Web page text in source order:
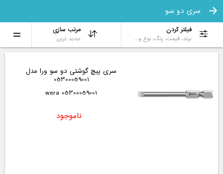
سری دو سو
فیلتر کردن
برند، قیمت، رنگ، نوع و...
مرتب سازی
جدید ترین
سری پیچ گوشتی دو سو ورا مدل
05300059001
05300059001 wera
ناموجود